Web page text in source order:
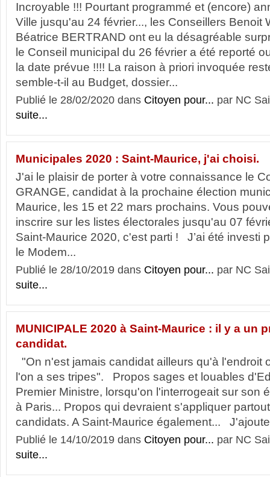
Incroyable !!! Pourtant programmé et (encore)
Ville jusqu'au 24 février..., les Conseillers Benoit
Béatrice BERTRAND ont eu la désagréable
le Conseil municipal du 26 février a été reporté
la date prévue !!!! La raison à priori invoquée
semble-t-il au Budget, dossier...
Publié le 28/02/2020 dans Citoyen pour... par NC
suite...
Municipales 2020 : Saint-Maurice, j'ai choisi.
J'ai le plaisir de porter à votre connaissance le
GRANGE, candidat à la prochaine élection
Maurice, les 15 et 22 mars prochains. Vous
inscrire sur les listes électorales jusqu'au 07
Saint-Maurice 2020, c'est parti ! J’ai été investi
le Modem...
Publié le 28/10/2019 dans Citoyen pour... par NC
suite...
MUNICIPALE 2020 à Saint-Maurice : il y a un
candidat.
"On n'est jamais candidat ailleurs qu'à l'endroit
l'on a ses tripes". Propos sages et louables
Premier Ministre, lorsqu'on l'interrogeait sur son
à Paris... Propos qui devraient s'appliquer
candidats. A Saint-Maurice également...
Publié le 14/10/2019 dans Citoyen pour... par NC
suite...